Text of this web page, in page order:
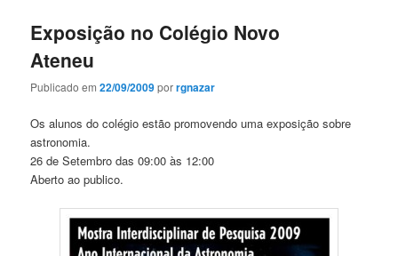
Exposição no Colégio Novo
Ateneu
Publicado em22/09/2009porrgnazar
Os alunos do colégio estão promovendo uma exposição sobre
astronomia.
26 de Setembro das 09:00 às 12:00
Aberto ao publico.